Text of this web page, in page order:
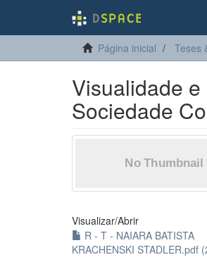
Página inicial Teses
Visualidade
Sociedade
Visualizar/Abrir
R - T - NAIARA BATISTA
KRACHENSKI STADLER.pdf